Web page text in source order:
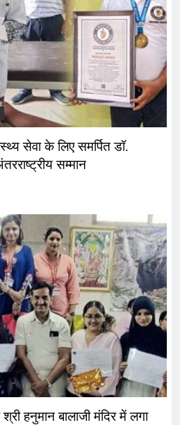
सेवा के लिए समर्पित डॉ.
सम्मान
हनुमान बालाजी मंदिर में लगा